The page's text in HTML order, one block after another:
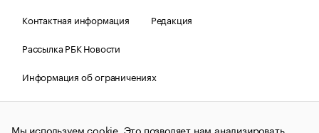
Контактная информация
Редакция
Рассылка РБК Новости
Информация об ограничениях
Правовая информация
О соблюдении авторских прав
Мы используем cookie. Это позволяет нам анализировать